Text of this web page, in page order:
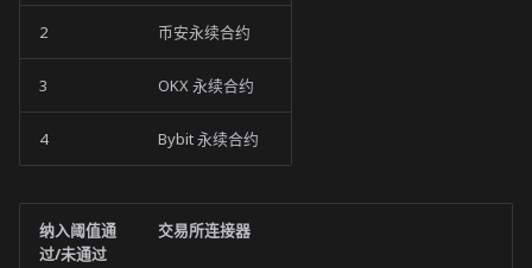
2 币安永续合约
3 OKX 永续合约
4 Bybit 永续合约
纳入阈值通
过/未通过
交易所连接器